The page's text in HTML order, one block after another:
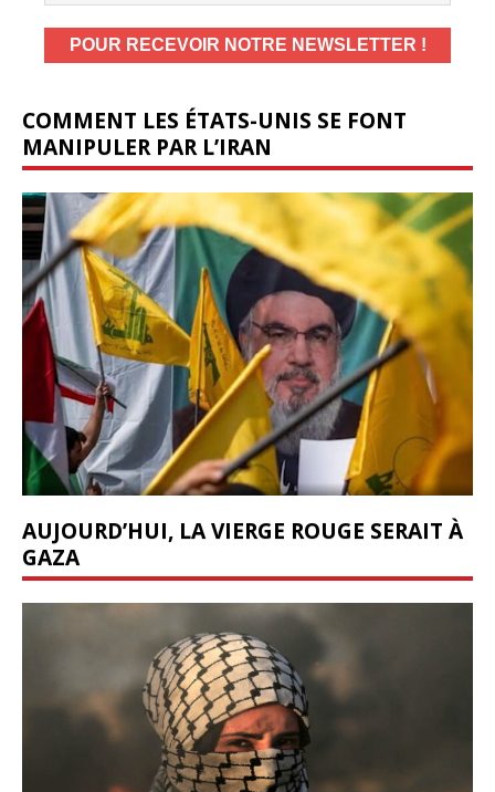
COMMENT LES ÉTATS-UNIS SE FONT
MANIPULER PAR L’IRAN
AUJOURD’HUI, LA VIERGE ROUGE SERAIT À
GAZA